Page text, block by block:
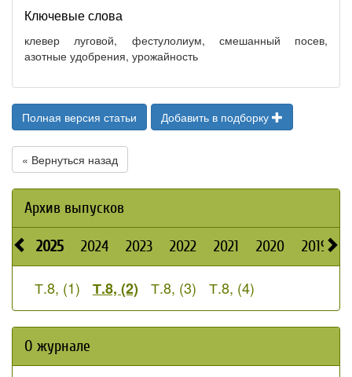
Ключевые слова
клевер луговой, фестулолиум, смешанный посев,
азотные удобрения, урожайность
Полная версия статьи Добавить в подборку
« Вернуться назад
Архив выпусков
2025 2024 2023 2022 2021 2020 2019
Т.8, (1) Т.8, (2) Т.8, (3) Т.8, (4)
О журнале